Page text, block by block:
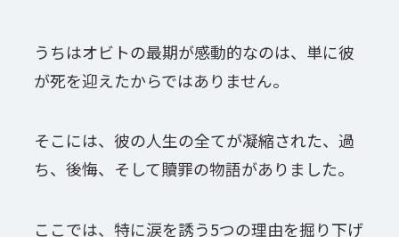
うちはオビトの最期が感動的なのは、単に彼
が死を迎えたからではありません。
そこには、彼の人生の全てが凝縮された、過
ち、後悔、そして贖罪の物語がありました。
ここでは、特に涙を誘う5つの理由を掘り下げ